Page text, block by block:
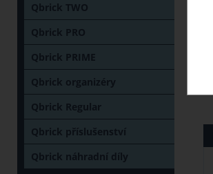
Qbrick TWO
Qbrick PRO
Qbrick PRIME
Qbrick organizéry
Qbrick Regular
Qbrick příslušenství
Qbrick náhradní díly